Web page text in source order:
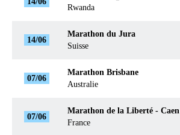
Rwanda
14/06
Marathon du Jura
Suisse
07/06
Marathon Brisbane
Australie
07/06
Marathon de la Liberté - Caen
France